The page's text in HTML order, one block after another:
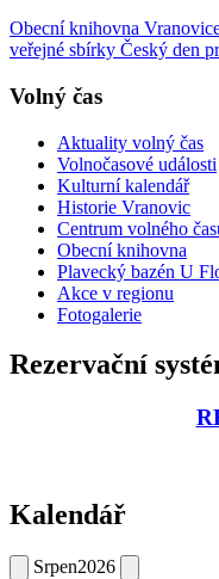
Obecní knihovna
veřejné sbírky Český den
Volný čas
Aktuality volný čas
Volnočasové události
Kulturní kalendář
Historie Vranovic
Centrum volného
Obecní knihovna
Plavecký bazén U
Akce v regionu
Fotogalerie
Rezervační
Kalendář
Srpen2026